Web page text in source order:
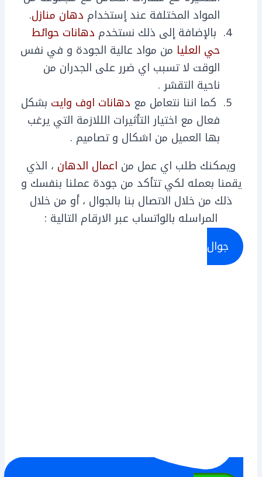
المواد المختلفة عند إستخدام دهان منازل.
بالإضافة إلى ذلك نستخدم دهانات حوائط
حي العليا من مواد عالية الجودة و في نفس
الوقت لا تسبب اي ضرر على الجدران من
ناحية التقشر .
كما اننا نتعامل مع دهانات اوف وايت بشكل
فعال مع اختيار التأثيرات الللازمة التي يرغب
بها العميل من اشكال و تصاميم .
ويمكنك طلب اي عمل من اعمال الدهان ، الذي
يقمنا بعمله لكي تتأكد من جودة عملنا بنفسك و
ذلك من خلال الاتصال بنا بالجوال ، أو من خلال
المراسله بالواتساب عبر الارقام التالية :
جوال